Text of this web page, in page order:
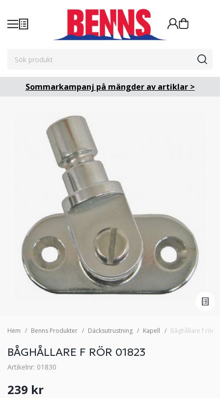
Sommarkampanj på mängder av artiklar >
Hem Benns Produkter Däcksutrustning Kapell Båghållare f rör
BÅGHÅLLARE F RÖR 01823
Artikelnr: 01830
239 kr